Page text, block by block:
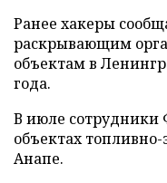
Ранее хакеры
раскрывающим
объектам в
года.
В июле сотрудники
объектах
Анапе.